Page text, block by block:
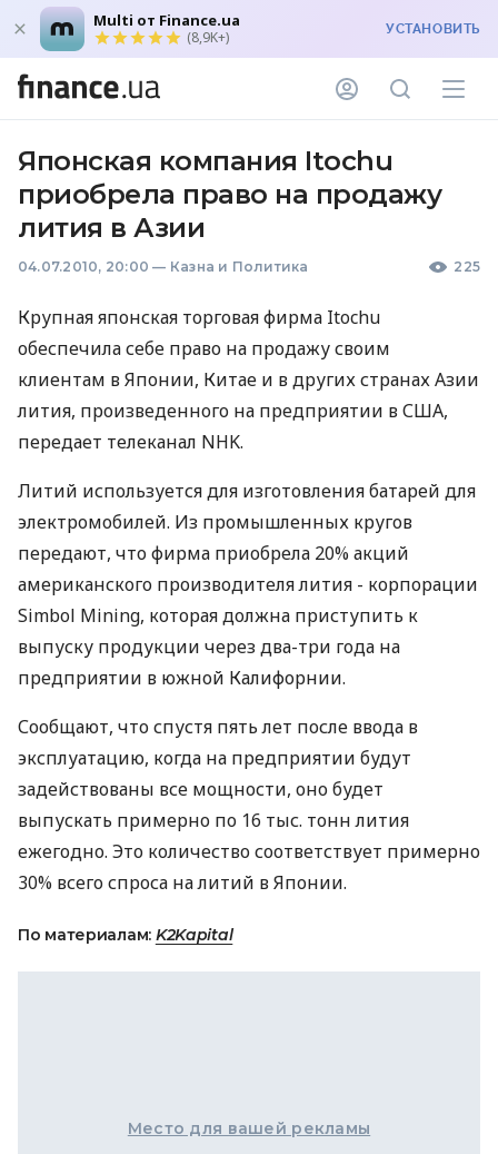
Multi от Finance.ua
(8,9K+) УСТАНОВИТЬ
Японская компания Itochu
приобрела право на продажу
лития в Азии
04.07.2010, 20:00 — Казна и Политика 225
Крупная японская торговая фирма Itochu
обеспечила себе право на продажу своим
клиентам в Японии, Китае и в других странах Азии
лития, произведенного на предприятии в США,
передает телеканал NHK.
Литий используется для изготовления батарей для
электромобилей. Из промышленных кругов
передают, что фирма приобрела 20% акций
американского производителя лития - корпорации
Simbol Mining, которая должна приступить к
выпуску продукции через два-три года на
предприятии в южной Калифорнии.
Сообщают, что спустя пять лет после ввода в
эксплуатацию, когда на предприятии будут
задействованы все мощности, оно будет
выпускать примерно по 16 тыс. тонн лития
ежегодно. Это количество соответствует примерно
30% всего спроса на литий в Японии.
По материалам: K2Kapital
Место для вашей рекламы